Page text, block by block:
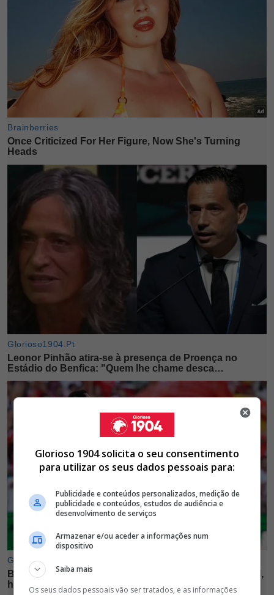
Glorioso 1904 solicita o seu consentimento
para utilizar os seus dados pessoais para:
Publicidade e conteúdos personalizados, medição de
publicidade e conteúdos, estudos de audiência e
desenvolvimento de serviços
Armazenar e/ou aceder a informações num
dispositivo
Saiba mais
Os seus dados pessoais vão ser tratados, e as informações